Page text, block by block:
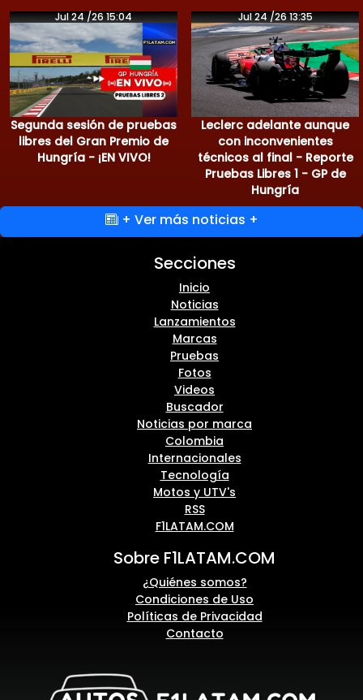
Jul 24 /26 15:04
Segunda sesión de pruebas
libres del Gran Premio de
Hungría - ¡EN VIVO!
Jul 24 /26 13:35
Leclerc adelante aunque
con inconvenientes
técnicos al final - Reporte
Pruebas Libres 1 - GP de
Hungría
+ Ver más noticias +
Secciones
Inicio
Noticias
Lanzamientos
Marcas
Pruebas
Fotos
Videos
Buscador
Noticias por marca
Colombia
Internacionales
Tecnología
Motos y UTV's
RSS
F1LATAM.COM
Sobre F1LATAM.COM
¿Quiénes somos?
Condiciones de Uso
Políticas de Privacidad
Contacto